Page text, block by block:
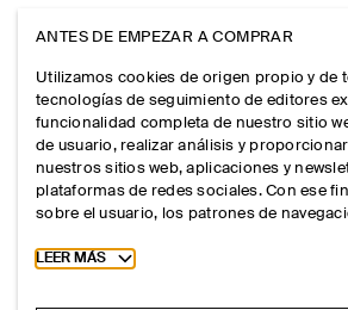
ANTES DE EMPEZAR A COMPRAR
Utilizamos cookies de origen propio y de
tecnologías de seguimiento de editores
funcionalidad completa de nuestro sitio
de usuario, realizar análisis y
nuestros sitios web, aplicaciones y
plataformas de redes sociales. Con ese
sobre el usuario, los patrones de
Toggle more cookie information
LEER MÁS